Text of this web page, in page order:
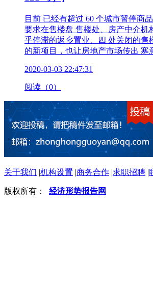
目前 已经有超过 60 个城市暂停商
要求在售楼盘 售楼处、房产中介机
乎停滞的返乡置业、四 处关闭的售
的新项目，也让房地产市场传出 寒
2020-03-03 22:47:31
阅读（0）
关于我们 |机构设置 |商务合作 |求职招聘 |
版权所有： 经济形势报告网